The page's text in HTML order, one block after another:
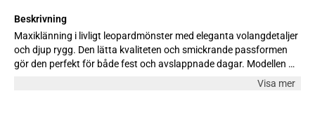
Beskrivning
Maxiklänning i livligt leopardmönster med eleganta volangdetaljer
och djup rygg. Den lätta kvaliteten och smickrande passformen
gör den perfekt för både fest och avslappnade dagar. Modellen är
Visa mer